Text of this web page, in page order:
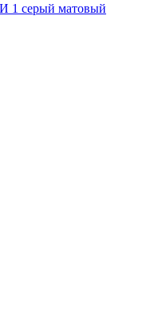
1 серый матовый